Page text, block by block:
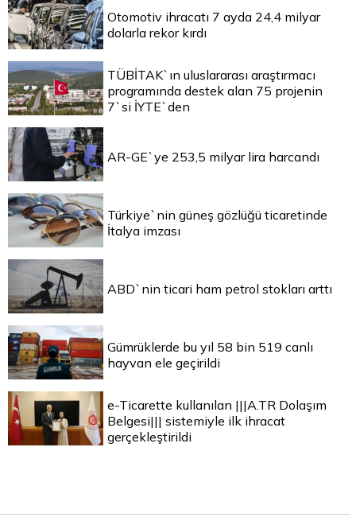
Otomotiv ihracatı 7 ayda 24,4 milyar
dolarla rekor kırdı
TÜBİTAK`ın uluslararası araştırmacı
programında destek alan 75 projenin
7`si İYTE`den
AR-GE`ye 253,5 milyar lira harcandı
Türkiye`nin güneş gözlüğü ticaretinde
İtalya imzası
ABD`nin ticari ham petrol stokları arttı
Gümrüklerde bu yıl 58 bin 519 canlı
hayvan ele geçirildi
e-Ticarette kullanılan |||A.TR Dolaşım
Belgesi||| sistemiyle ilk ihracat
gerçekleştirildi